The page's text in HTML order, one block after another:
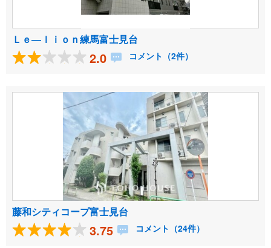
Ｌｅ―ｌｉｏｎ練馬富士見台
2.0 コメント（2件）
藤和シティコープ富士見台
3.75 コメント（24件）